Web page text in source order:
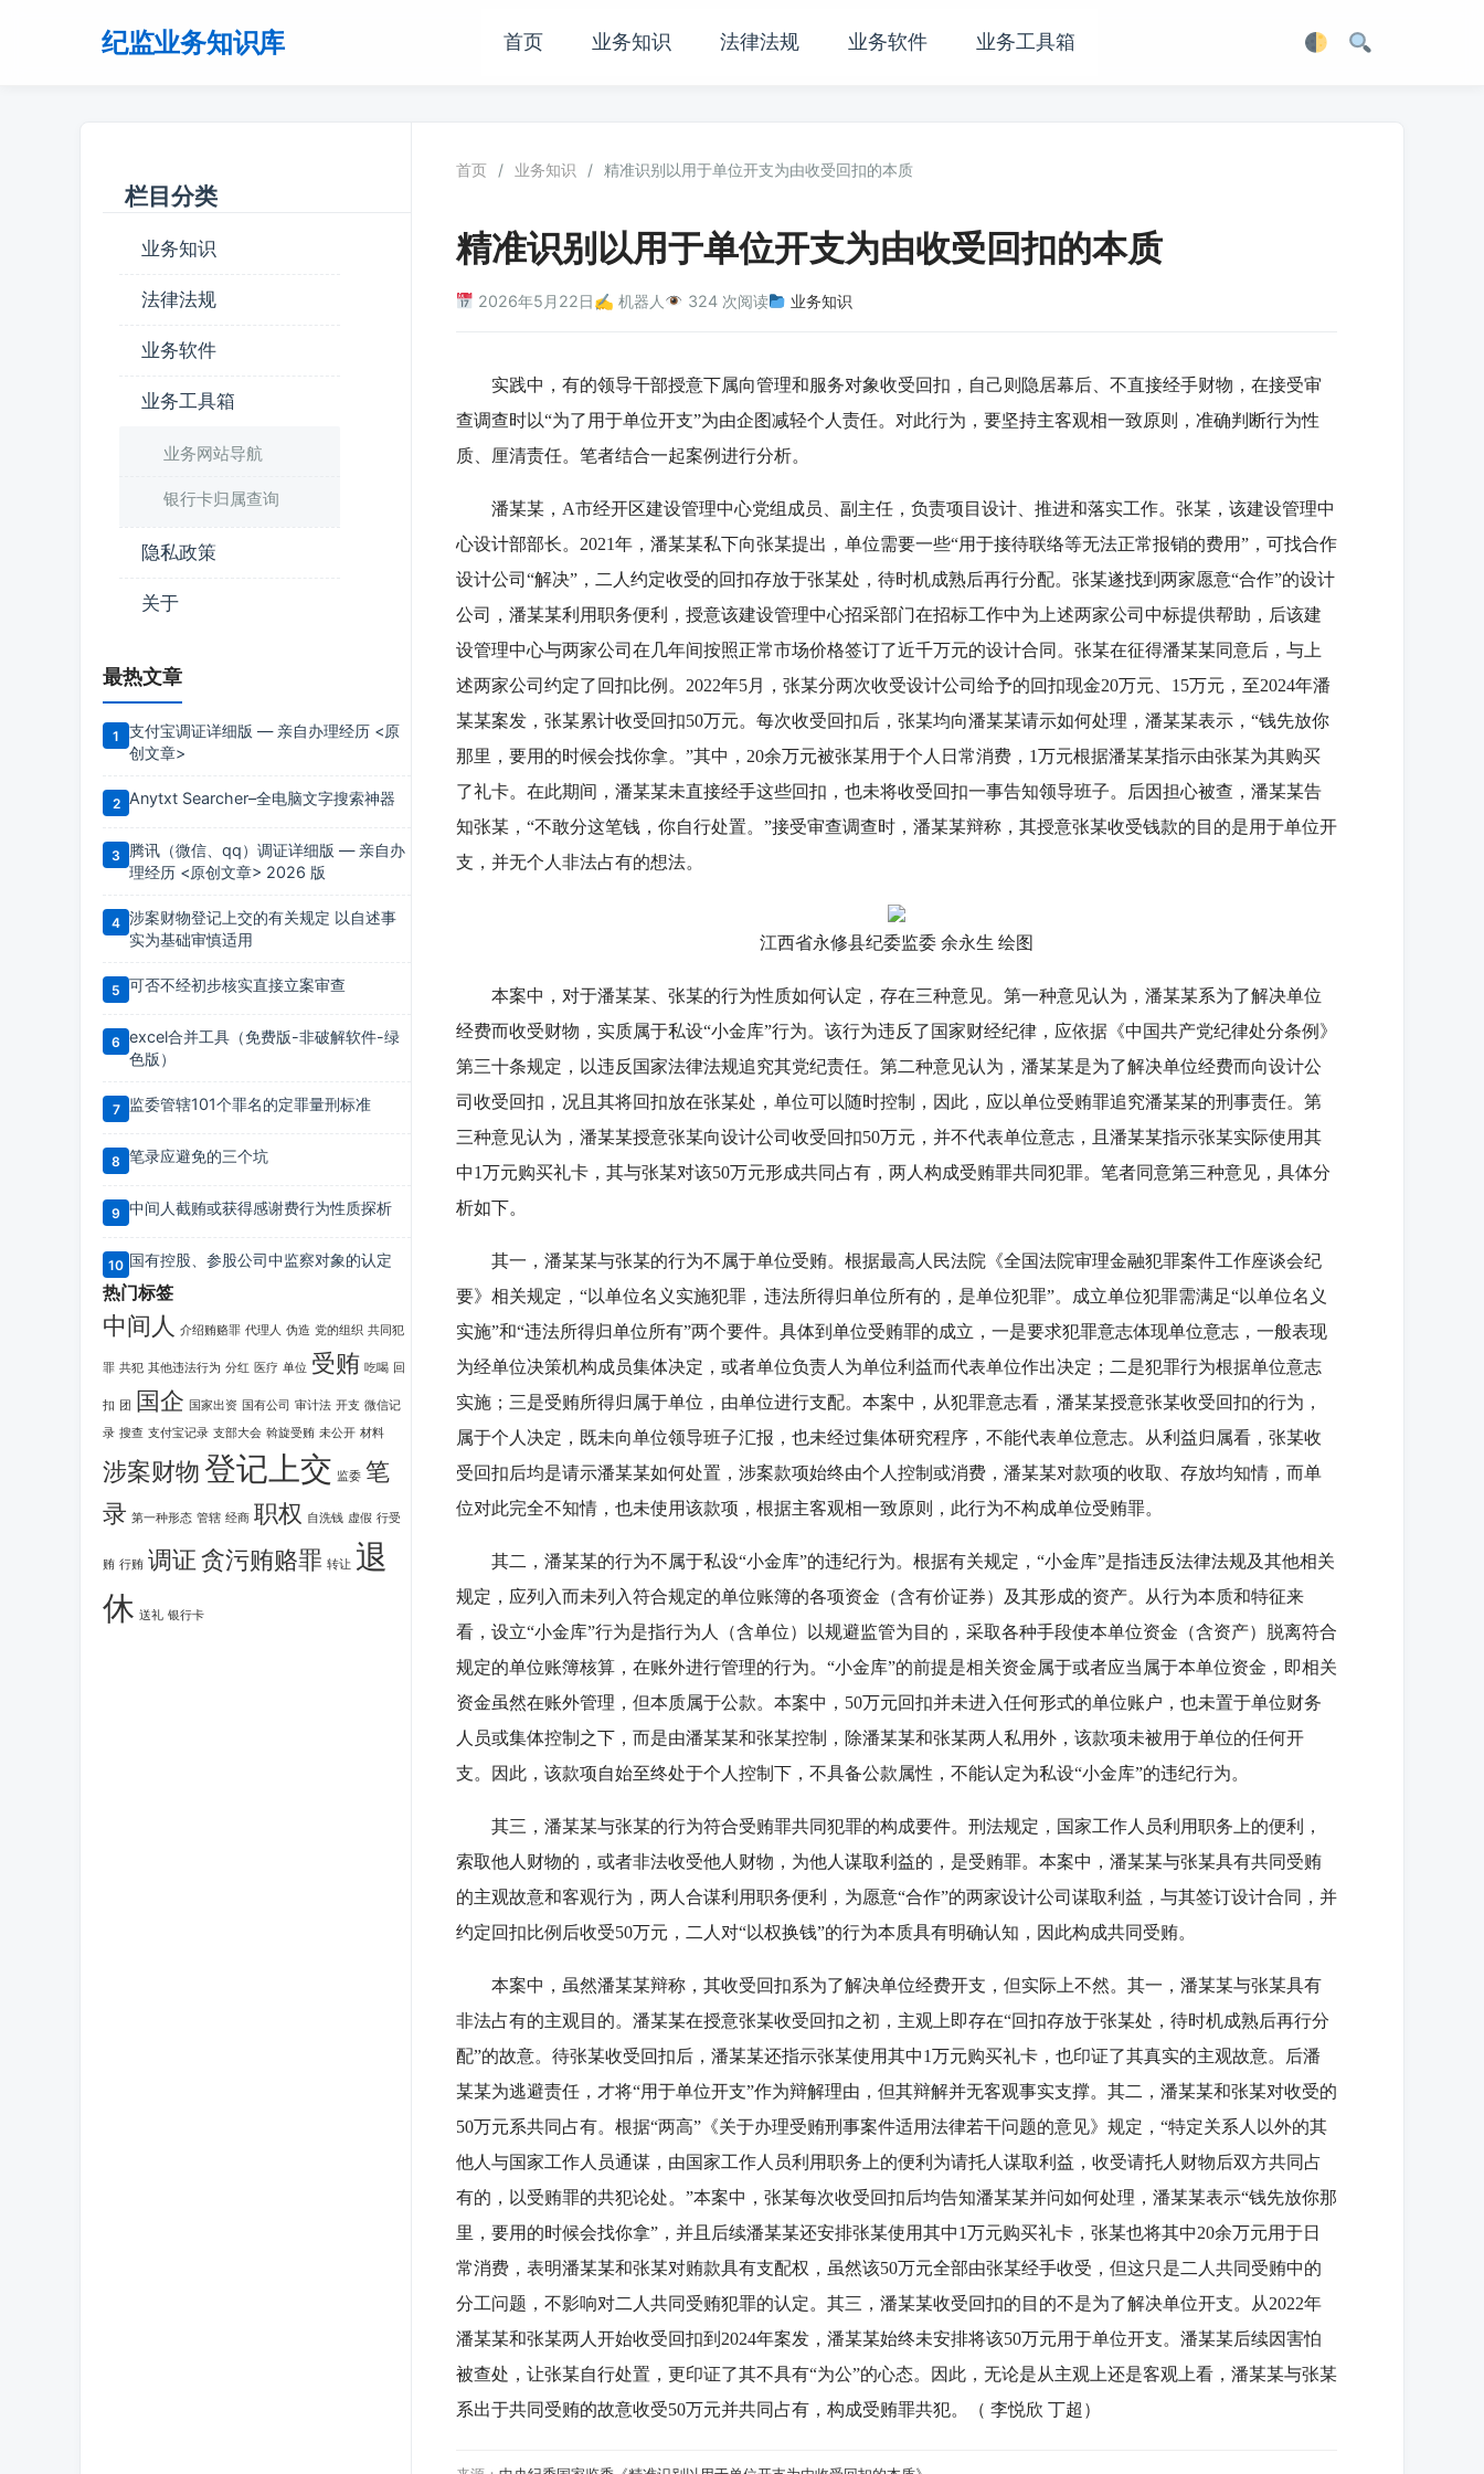
纪监业务知识库 首页 业务知识 法律法规 业务软件 业务工具箱
栏目分类
业务知识
法律法规
业务软件
业务工具箱
业务网站导航
银行卡归属查询
隐私政策
关于
最热文章
支付宝调证详细版 — 亲自办理经历 <原
创文章>
Anytxt Searcher–全电脑文字搜索神器
腾讯（微信、qq）调证详细版 — 亲自办
理经历 <原创文章> 2026 版
涉案财物登记上交的有关规定 以自述事
实为基础审慎适用
可否不经初步核实直接立案审查
excel合并工具（免费版-非破解软件-绿
色版）
监委管辖101个罪名的定罪量刑标准
笔录应避免的三个坑
中间人截贿或获得感谢费行为性质探析
国有控股、参股公司中监察对象的认定
热门标签
中间人 介绍贿赂罪 代理人 伪造 党的组织 共同犯
罪 共犯 其他违法行为 分红 医疗 单位 受贿 吃喝 回
扣 团 国企 国家出资 国有公司 审计法 开支 微信记
录 搜查 支付宝记录 支部大会 斡旋受贿 未公开 材料
涉案财物登记上交 监委 笔
录 第一种形态 管辖 经商 职权 自洗钱 虚假 行受
贿 行贿 调证贪污贿赂罪 转让 退
休 送礼 银行卡
首页 / 业务知识 / 精准识别以用于单位开支为由收受回扣的本质
精准识别以用于单位开支为由收受回扣的本质
2026年5月22日✍️ 机器人 324 次阅读 业务知识
实践中，有的领导干部授意下属向管理和服务对象收受回扣，自己则隐居幕后、不直接经手财物，在接受审
查调查时以“为了用于单位开支”为由企图减轻个人责任。对此行为，要坚持主客观相一致原则，准确判断行为性
质、厘清责任。笔者结合一起案例进行分析。
潘某某，A市经开区建设管理中心党组成员、副主任，负责项目设计、推进和落实工作。张某，该建设管理中
心设计部部长。2021年，潘某某私下向张某提出，单位需要一些“用于接待联络等无法正常报销的费用”，可找合作
设计公司“解决”，二人约定收受的回扣存放于张某处，待时机成熟后再行分配。张某遂找到两家愿意“合作”的设计
公司，潘某某利用职务便利，授意该建设管理中心招采部门在招标工作中为上述两家公司中标提供帮助，后该建
设管理中心与两家公司在几年间按照正常市场价格签订了近千万元的设计合同。张某在征得潘某某同意后，与上
述两家公司约定了回扣比例。2022年5月，张某分两次收受设计公司给予的回扣现金20万元、15万元，至2024年潘
某某案发，张某累计收受回扣50万元。每次收受回扣后，张某均向潘某某请示如何处理，潘某某表示，“钱先放你
那里，要用的时候会找你拿。”其中，20余万元被张某用于个人日常消费，1万元根据潘某某指示由张某为其购买
了礼卡。在此期间，潘某某未直接经手这些回扣，也未将收受回扣一事告知领导班子。后因担心被查，潘某某告
知张某，“不敢分这笔钱，你自行处置。”接受审查调查时，潘某某辩称，其授意张某收受钱款的目的是用于单位开
支，并无个人非法占有的想法。
江西省永修县纪委监委 余永生 绘图
本案中，对于潘某某、张某的行为性质如何认定，存在三种意见。第一种意见认为，潘某某系为了解决单位
经费而收受财物，实质属于私设“小金库”行为。该行为违反了国家财经纪律，应依据《中国共产党纪律处分条例》
第三十条规定，以违反国家法律法规追究其党纪责任。第二种意见认为，潘某某是为了解决单位经费而向设计公
司收受回扣，况且其将回扣放在张某处，单位可以随时控制，因此，应以单位受贿罪追究潘某某的刑事责任。第
三种意见认为，潘某某授意张某向设计公司收受回扣50万元，并不代表单位意志，且潘某某指示张某实际使用其
中1万元购买礼卡，其与张某对该50万元形成共同占有，两人构成受贿罪共同犯罪。笔者同意第三种意见，具体分
析如下。
其一，潘某某与张某的行为不属于单位受贿。根据最高人民法院《全国法院审理金融犯罪案件工作座谈会纪
要》相关规定，“以单位名义实施犯罪，违法所得归单位所有的，是单位犯罪”。成立单位犯罪需满足“以单位名义
实施”和“违法所得归单位所有”两个要件。具体到单位受贿罪的成立，一是要求犯罪意志体现单位意志，一般表现
为经单位决策机构成员集体决定，或者单位负责人为单位利益而代表单位作出决定；二是犯罪行为根据单位意志
实施；三是受贿所得归属于单位，由单位进行支配。本案中，从犯罪意志看，潘某某授意张某收受回扣的行为，
属于个人决定，既未向单位领导班子汇报，也未经过集体研究程序，不能代表单位意志。从利益归属看，张某收
受回扣后均是请示潘某某如何处置，涉案款项始终由个人控制或消费，潘某某对款项的收取、存放均知情，而单
位对此完全不知情，也未使用该款项，根据主客观相一致原则，此行为不构成单位受贿罪。
其二，潘某某的行为不属于私设“小金库”的违纪行为。根据有关规定，“小金库”是指违反法律法规及其他相关
规定，应列入而未列入符合规定的单位账簿的各项资金（含有价证券）及其形成的资产。从行为本质和特征来
看，设立“小金库”行为是指行为人（含单位）以规避监管为目的，采取各种手段使本单位资金（含资产）脱离符合
规定的单位账簿核算，在账外进行管理的行为。“小金库”的前提是相关资金属于或者应当属于本单位资金，即相关
资金虽然在账外管理，但本质属于公款。本案中，50万元回扣并未进入任何形式的单位账户，也未置于单位财务
人员或集体控制之下，而是由潘某某和张某控制，除潘某某和张某两人私用外，该款项未被用于单位的任何开
支。因此，该款项自始至终处于个人控制下，不具备公款属性，不能认定为私设“小金库”的违纪行为。
其三，潘某某与张某的行为符合受贿罪共同犯罪的构成要件。刑法规定，国家工作人员利用职务上的便利，
索取他人财物的，或者非法收受他人财物，为他人谋取利益的，是受贿罪。本案中，潘某某与张某具有共同受贿
的主观故意和客观行为，两人合谋利用职务便利，为愿意“合作”的两家设计公司谋取利益，与其签订设计合同，并
约定回扣比例后收受50万元，二人对“以权换钱”的行为本质具有明确认知，因此构成共同受贿。
本案中，虽然潘某某辩称，其收受回扣系为了解决单位经费开支，但实际上不然。其一，潘某某与张某具有
非法占有的主观目的。潘某某在授意张某收受回扣之初，主观上即存在“回扣存放于张某处，待时机成熟后再行分
配”的故意。待张某收受回扣后，潘某某还指示张某使用其中1万元购买礼卡，也印证了其真实的主观故意。后潘
某某为逃避责任，才将“用于单位开支”作为辩解理由，但其辩解并无客观事实支撑。其二，潘某某和张某对收受的
50万元系共同占有。根据“两高”《关于办理受贿刑事案件适用法律若干问题的意见》规定，“特定关系人以外的其
他人与国家工作人员通谋，由国家工作人员利用职务上的便利为请托人谋取利益，收受请托人财物后双方共同占
有的，以受贿罪的共犯论处。”本案中，张某每次收受回扣后均告知潘某某并问如何处理，潘某某表示“钱先放你那
里，要用的时候会找你拿”，并且后续潘某某还安排张某使用其中1万元购买礼卡，张某也将其中20余万元用于日
常消费，表明潘某某和张某对贿款具有支配权，虽然该50万元全部由张某经手收受，但这只是二人共同受贿中的
分工问题，不影响对二人共同受贿犯罪的认定。其三，潘某某收受回扣的目的不是为了解决单位开支。从2022年
潘某某和张某两人开始收受回扣到2024年案发，潘某某始终未安排将该50万元用于单位开支。潘某某后续因害怕
被查处，让张某自行处置，更印证了其不具有“为公”的心态。因此，无论是从主观上还是客观上看，潘某某与张某
系出于共同受贿的故意收受50万元并共同占有，构成受贿罪共犯。（ 李悦欣 丁超）